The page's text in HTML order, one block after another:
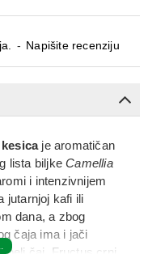
- Napišite recenziju
je aromatičan
lista biljkeCamellia
i intenzivnijem
jutarnjoj kafi ili
dana, a zbog
čaja ima i jači